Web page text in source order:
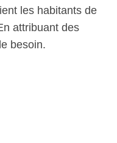
les habitants de
attribuant des
besoin.